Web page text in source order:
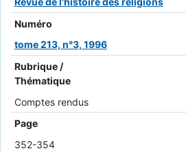
Numéro
tome 213, n°3, 1996
Rubrique /
Thématique
Comptes rendus
Page
352-354